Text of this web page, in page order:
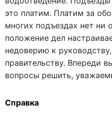
это платим. Платим за
многих подъездах нет ни
положение дел
недоверию к
правительству. Впереди
вопросы решить,
Справка